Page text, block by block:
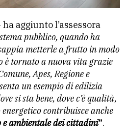
ha aggiunto l’assessora
pubblico, quando ha
metterle a frutto in modo
è tornato a nuova vita grazie
Apes, Regione e
un esempio di edilizia
si sta bene, dove c’è qualità,
energetico contribuisce anche
e ambientale dei cittadini”.